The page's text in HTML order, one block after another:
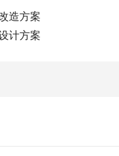
造方案
计方案